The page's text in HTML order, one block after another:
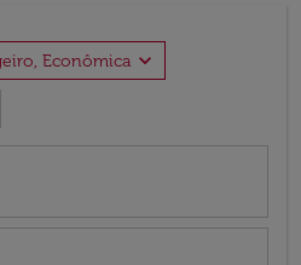
Econômica expand_more